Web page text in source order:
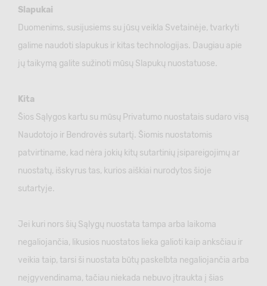
Slapukai
Duomenims, susijusiems su jūsų veikla Svetainėje, tvarkyti
galime naudoti slapukus ir kitas technologijas. Daugiau apie
jų taikymą galite sužinoti mūsų Slapukų nuostatuose.
Kita
Šios Sąlygos kartu su mūsų Privatumo nuostatais sudaro visą
Naudotojo ir Bendrovės sutartį. Šiomis nuostatomis
patvirtiname, kad nėra jokių kitų sutartinių įsipareigojimų ar
nuostatų, išskyrus tas, kurios aiškiai nurodytos šioje
sutartyje.
Jei kuri nors šių Sąlygų nuostata tampa arba laikoma
negaliojančia, likusios nuostatos lieka galioti kaip anksčiau ir
veikia taip, tarsi ši nuostata būtų paskelbta negaliojančia arba
neįgyvendinama, tačiau niekada nebuvo įtraukta į šias